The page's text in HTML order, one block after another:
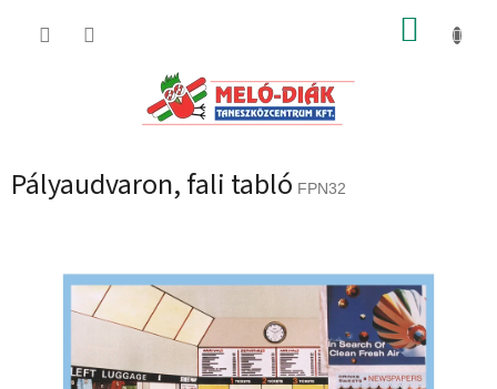
KOSÁR
Pályaudvaron, fali tabló FPN32